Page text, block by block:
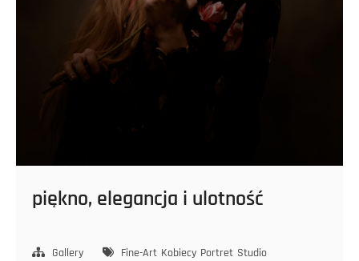
piękno, elegancja i ulotność
Gallery Fine-Art Kobiecy Portret Studio